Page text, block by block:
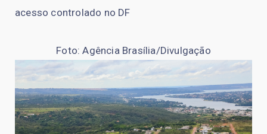
acesso controlado no DF
Foto: Agência Brasília/Divulgação